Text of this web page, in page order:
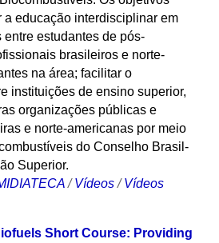
a educação interdisciplinar em
entre estudantes de pós-
brasileiros e norte-
na área; facilitar o
instituições de ensino superior,
organizações públicas e
e norte-americanas por meio
do Conselho Brasil-
Superior.
/Vídeos /Vídeos
Short Course: Providing